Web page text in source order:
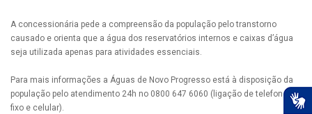
A concessionária pede a compreensão da população pelo transtorno
causado e orienta que a água dos reservatórios internos e caixas d’água
seja utilizada apenas para atividades essenciais.
Para mais informações a Águas de Novo Progresso está à disposição da
população pelo atendimento 24h no 0800 647 6060 (ligação de telefone
fixo e celular).